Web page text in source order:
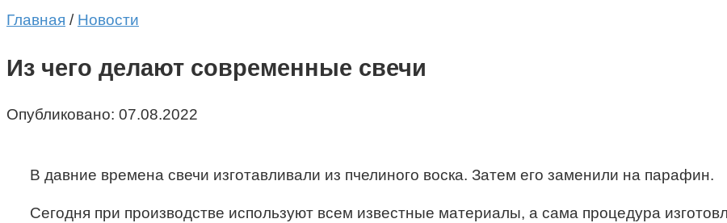
Главная / Новости
Из чего делают современные свечи
Опубликовано: 07.08.2022
В давние времена свечи изготавливали из пчелиного воска. Затем его заменили на парафин.
Сегодня при производстве используют всем известные материалы, а сама процедура